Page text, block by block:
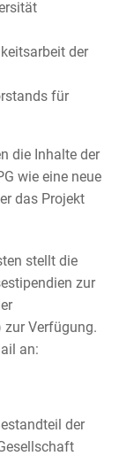
der
für
die Inhalte der
wie eine neue
das Projekt
stellt die
zur
zur Verfügung.
an:
der